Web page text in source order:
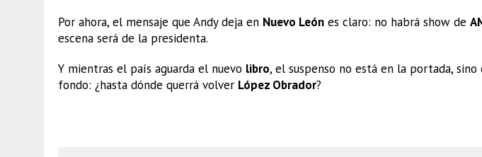
Por ahora, el mensaje que Andy deja en Nuevo León es claro: no habrá show de
escena será de la presidenta.
Y mientras el país aguarda el nuevo libro, el suspenso no está en la portada,
fondo: ¿hasta dónde querrá volver López Obrador?